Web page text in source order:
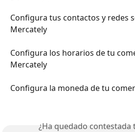
Configura tus contactos y redes
Mercately
Configura los horarios de tu
Mercately
Configura la moneda de tu
¿Ha quedado contestada